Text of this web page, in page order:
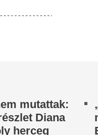
migrációs hullámot, az első
a Fidesz-
Gajdos László, az élő
miniszter visszautasította a
miszerint Kelemen Ágnes